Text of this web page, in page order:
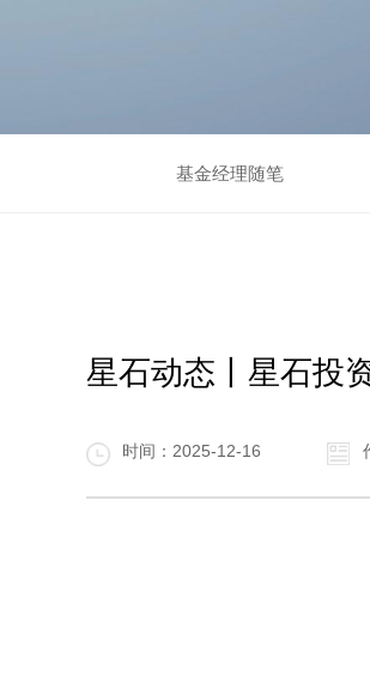
基金经理随笔
星石动态丨星石投
时间：2025-12-16